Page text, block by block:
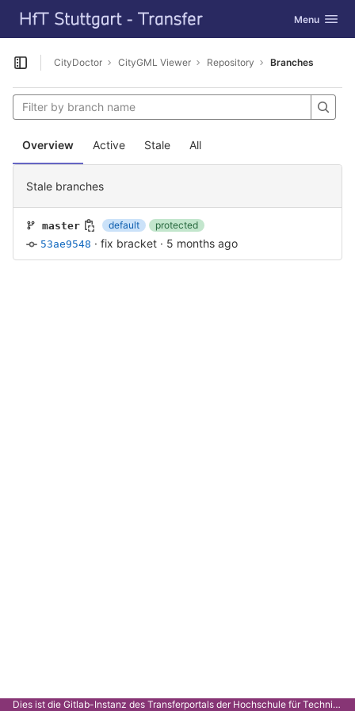
Skip to content
GitLab Toggle
Menu
Open sidebar
CityDoctor CityGML Viewer Repository Branches
Overview Active Stale All
Stale branches
master default
protected
53ae9548 · fix bracket · 5 months ago
Dies ist die Gitlab-Instanz des Transferportals der Hochschule für Technik Stuttgart.